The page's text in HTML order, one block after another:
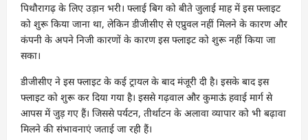
पिथौरागढ़ के लिए उड़ान भरी। फ्लाई बिग को बीते जुलाई माह में इस फ्लाइट
को शुरू किया जाना था, लेकिन डीजीसीए से एप्रुवल नहीं मिलने के कारण और
कंपनी के अपने निजी कारणों के कारण इस फ्लाइट को शुरू नहीं किया जा
सका।
डीजीसीए ने इस फ्लाइट के कई ट्रायल के बाद मंजूरी दी है। इसके बाद इस
फ्लाइट को शुरू कर दिया गया है। इससे गढ़वाल और कुमाऊं हवाई मार्ग से
आपस में जुड़ गए हैं। जिससे पर्यटन, तीर्थाटन के अलावा व्यापार को भी बढ़ावा
मिलने की संभावनाएं जताई जा रही हैं।